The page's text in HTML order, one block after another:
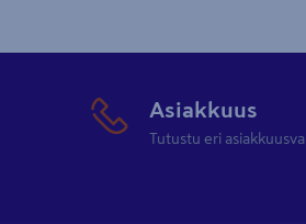
Asiakkuus
Tutustu eri